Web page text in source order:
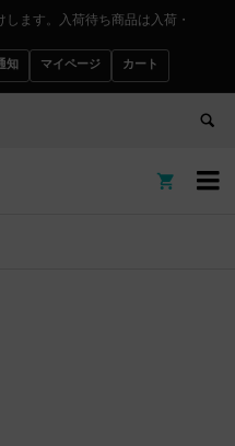
ます。入荷待ち商品は入荷・
知 マイページ カート

